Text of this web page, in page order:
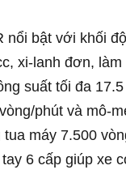
nổi bật với khối
xi-lanh đơn, làm
suất tối đa
phút và mô-
tua máy 7.500
6 cấp giúp xe